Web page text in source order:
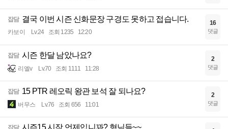
잡담 결국 이번 시즌 신화문장 구경도 못하고 접습니다.
카보이 Lv.24 조회 1235 12:20
16
댓글
잡담 시즌 한달 남았나요?
리엘v Lv.70 조회 1111 11:28
2
댓글
잡담 15 PTR 레오릭 왕관 보석 잘 되나요?
버무스 Lv.76 조회 656 11:01
2
댓글
잡담 시즌15 시작 언제입니꽈? 형님들~~